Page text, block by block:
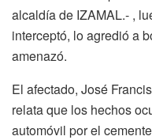
alcaldía de IZAMAL.- ,
interceptó, lo agredió a
amenazó.
El afectado, José
relata que los hechos
automóvil por el